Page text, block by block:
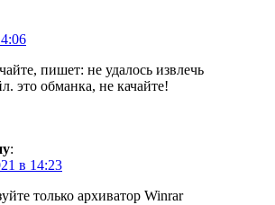
пишет: не удалось извлечь
это обманка, не качайте!
:
в 14:23
только архиватор Winrar